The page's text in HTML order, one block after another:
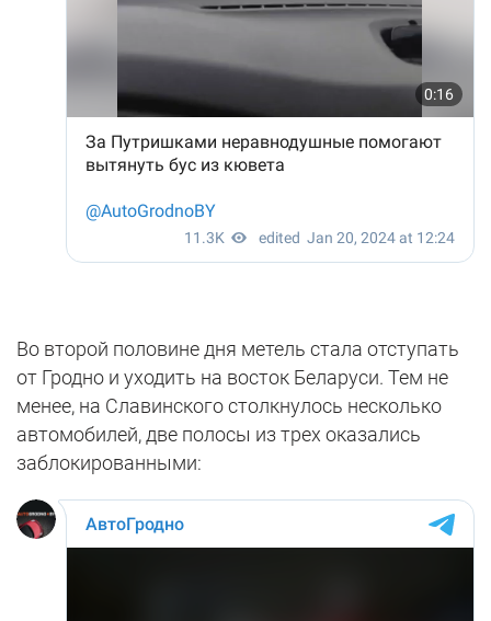
Во второй половине дня метель стала отступать
от Гродно и уходить на восток Беларуси. Тем не
менее, на Славинского столкнулось несколько
автомобилей, две полосы из трех оказались
заблокированными: